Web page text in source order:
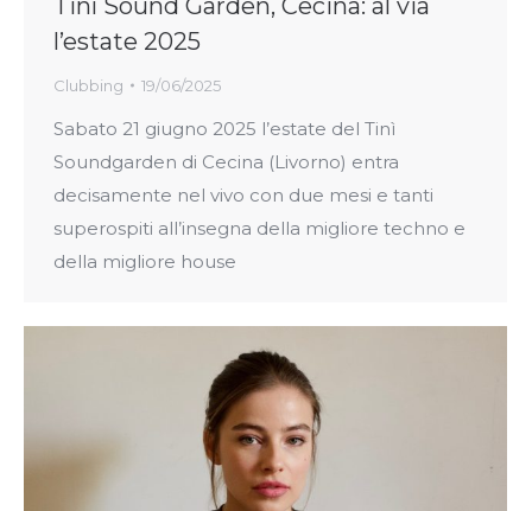
Tinì Sound Garden, Cecina: al via
l’estate 2025
Clubbing 19/06/2025
Sabato 21 giugno 2025 l’estate del Tinì
Soundgarden di Cecina (Livorno) entra
decisamente nel vivo con due mesi e tanti
superospiti all’insegna della migliore techno e
della migliore house